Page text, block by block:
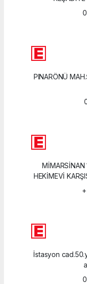
PINARÖNÜ
MİMARSİNAN
HEKİMEVİ
İstasyon